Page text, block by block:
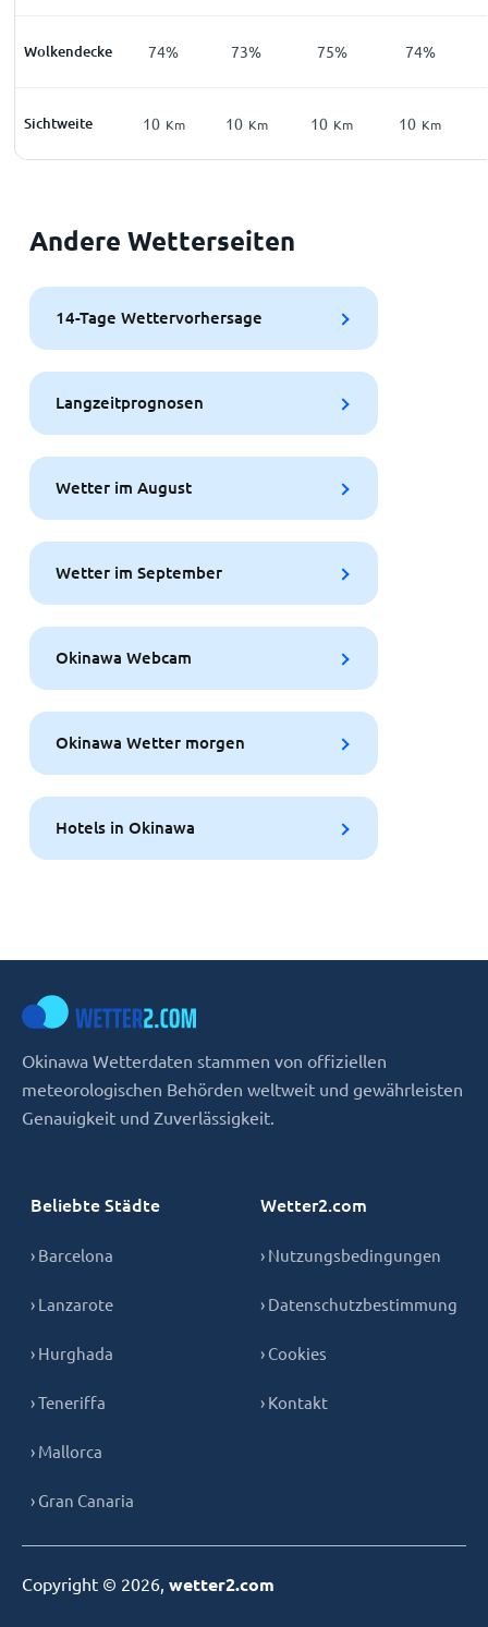
Wolkendecke 74% 73% 75% 74%
Sichtweite 10 Km 10 Km 10 Km 10 Km
Andere Wetterseiten
14-Tage Wettervorhersage
Langzeitprognosen
Wetter im August
Wetter im September
Okinawa Webcam
Okinawa Wetter morgen
Hotels in Okinawa
Okinawa Wetterdaten stammen von offiziellen
meteorologischen Behörden weltweit und gewährleisten
Genauigkeit und Zuverlässigkeit.
Beliebte Städte
› Barcelona
› Lanzarote
› Hurghada
› Teneriffa
› Mallorca
› Gran Canaria
Wetter2.com
› Nutzungsbedingungen
› Datenschutzbestimmung
› Cookies
› Kontakt
Copyright © 2026, wetter2.com